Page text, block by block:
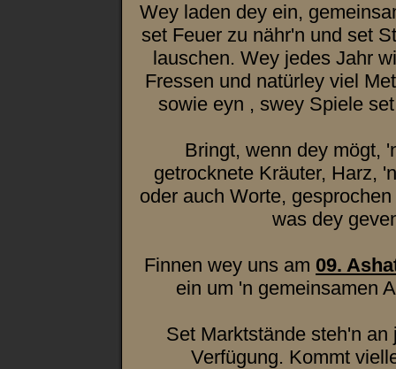
Wey laden dey ein,
set Feuer zu nähr'n und set
lauschen. Wey jedes Jahr
Fressen und natürley viel
sowie eyn , swey Spiele
Bringt, wenn dey mögt,
getrocknete Kräuter, Harz,
oder auch Worte,
was dey
Finnen wey uns am 09.
ein um 'n gemeinsamen
Set Marktstände steh'n
Verfügung. Kommt